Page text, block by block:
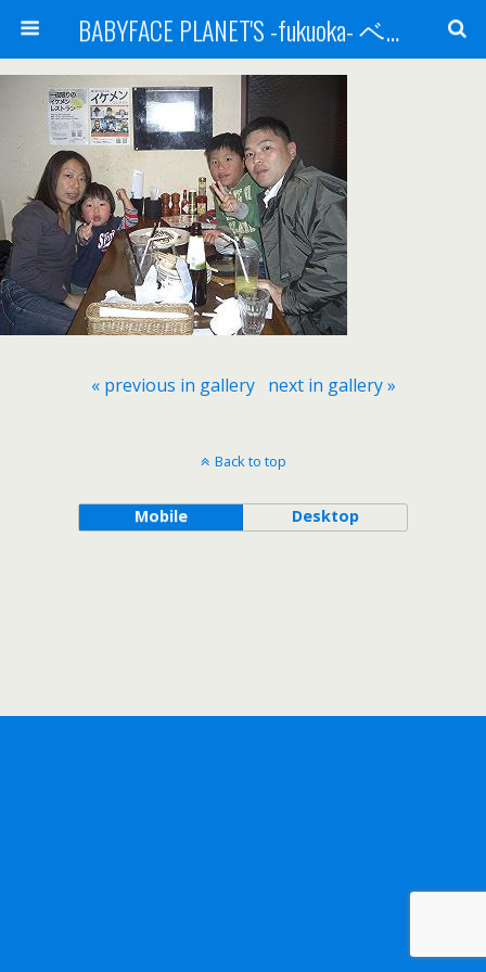
BABYFACE PLANET'S -fukuoka- ベビーフェイスプラネッツ 福岡(ベビフェ福岡)
« previous in gallery next in gallery »
Back to top
Mobile Desktop